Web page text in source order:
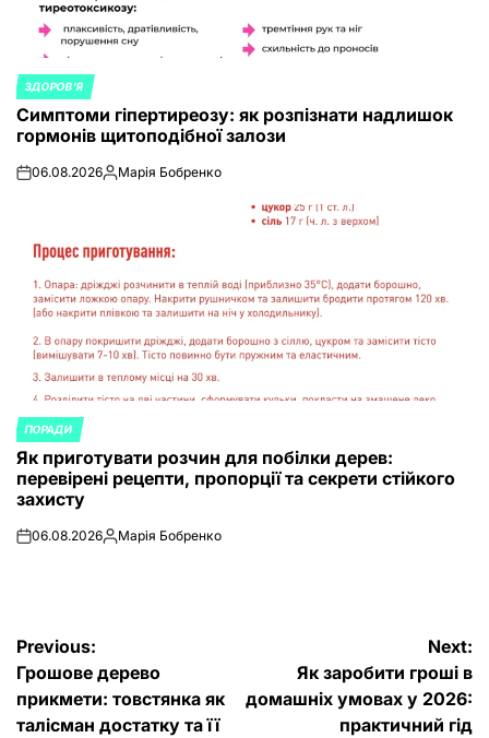
POSTED
IN
ЗДОРОВ'Я
Симптоми гіпертиреозу: як розпізнати надлишок
гормонів щитоподібної залози
on06.08.2026Posted
Марія Бобренко
POSTED
IN
ПОРАДИ
Як приготувати розчин для побілки дерев:
перевірені рецепти, пропорції та секрети стійкого
захисту
on06.08.2026Posted
Марія Бобренко
Post
navigation
Previous:
Грошове дерево
прикмети: товстянка як
талісман достатку та її
Next:
Як заробити гроші в
домашніх умовах у 2026:
практичний гід